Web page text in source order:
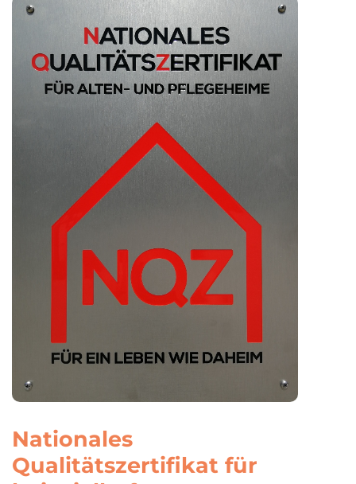
Nationales
Qualitätszertifikat für